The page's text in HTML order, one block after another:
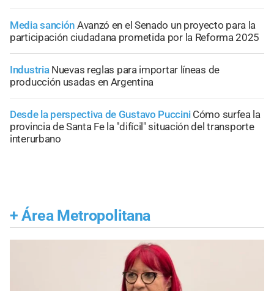
Media sanción Avanzó en el Senado un proyecto para la
participación ciudadana prometida por la Reforma 2025
Industria Nuevas reglas para importar líneas de
producción usadas en Argentina
Desde la perspectiva de Gustavo Puccini Cómo surfea la
provincia de Santa Fe la "difícil" situación del transporte
interurbano
+ Área Metropolitana